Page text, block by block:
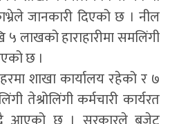
जानकारी दिएको छ । नील
लाखको हाराहारीमा समलिंगी
छ ।
शाखा कार्यालय रहेको र ७
तेश्रोलिंगी कर्मचारी कार्यरत